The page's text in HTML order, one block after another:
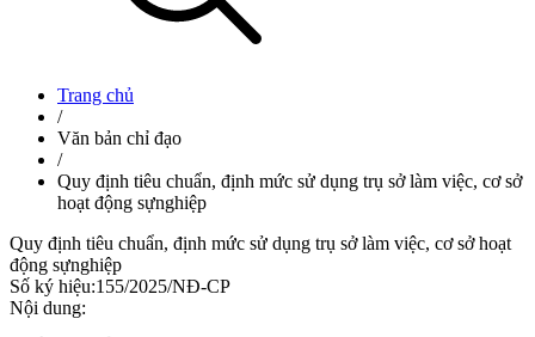
Trang chủ
/
Văn bản chỉ đạo
/
Quy định tiêu chuẩn, định mức sử dụng trụ sở làm việc, cơ sở
hoạt động sựnghiệp
Quy định tiêu chuẩn, định mức sử dụng trụ sở làm việc, cơ sở hoạt
động sựnghiệp
Số ký hiệu:155/2025/NĐ-CP
Nội dung: